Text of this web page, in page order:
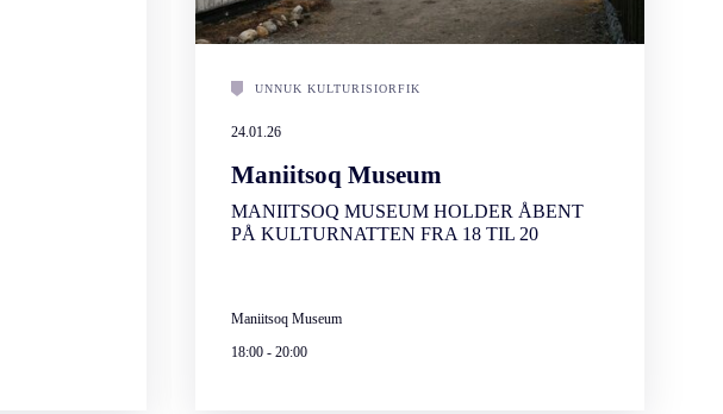
UNNUK KULTURISIORFIK
24.01.26
Maniitsoq Museum
MANIITSOQ MUSEUM HOLDER ÅBENT
PÅ KULTURNATTEN FRA 18 TIL 20
Maniitsoq Museum
18:00 -20:00